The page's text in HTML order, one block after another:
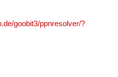
goobit3/ppnresolver/?